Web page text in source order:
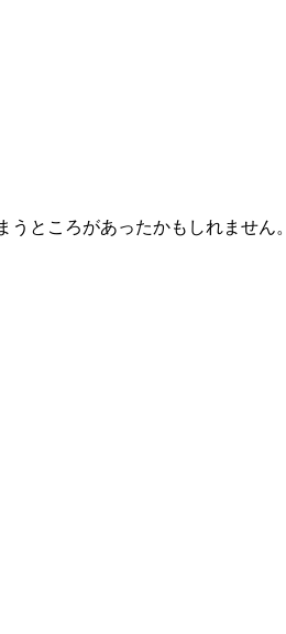
ところがあったかもしれません。